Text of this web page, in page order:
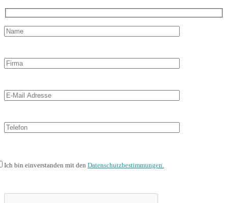
Ich bin einverstanden mit den Datenschutzbestimmungen.